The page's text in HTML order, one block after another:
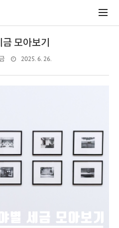
모아보기
2025. 6. 26.